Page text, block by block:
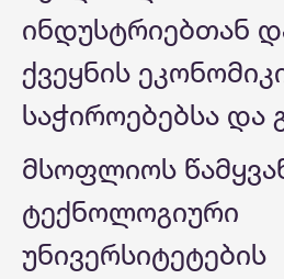
ინდუსტრიებთან
ქვეყნის
საჭიროებებსა და
მსოფლიოს
ტექნოლოგიური
უნივერსიტეტების